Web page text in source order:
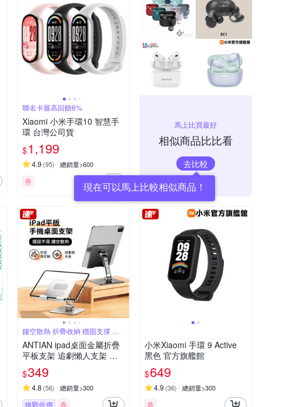
聯名卡最高回饋6%
Xiaomi 小米手環10 智慧手
環 台灣公司貨
$1,199
4.9 (95) 總銷量>600
券
馬上比買最好
相似商品比比看
去比較
現在可以馬上比較相似商品！
鏤空散熱 折疊收納 穩固支撐 邊
充電玩
ANTIAN ipad桌面金屬折疊
平板支架 追劇懶人支架 直
播/會議 平板架 手機支架 交
換禮物
$349
4.8 (56) 總銷量>300
挑戰低價 券
小米Xiaomi 手環 9 Active
黑色 官方旗艦館
$649
4.9 (36) 總銷量>300
券